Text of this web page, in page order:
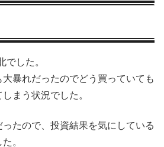
でした。
暴れだったのでどう買っていても
まう状況でした。
たので、投資結果を気にしている
。